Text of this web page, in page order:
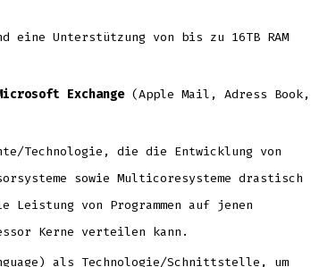
eine Unterstützung von bis zu 16TB RAM
Exchange(Apple Mail, Adress Book,
Technologie, die die Entwicklung von
sowie Multicoresysteme drastisch
Leistung von Programmen auf jenen
Kerne verteilen kann.
als Technologie/Schnittstelle, um